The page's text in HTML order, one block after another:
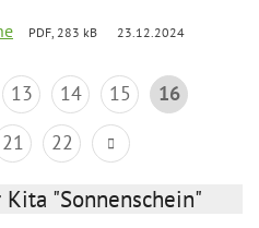
PDF, 283 kB 23.12.2024
13 14 15
16
21 22
"Sonnenschein"